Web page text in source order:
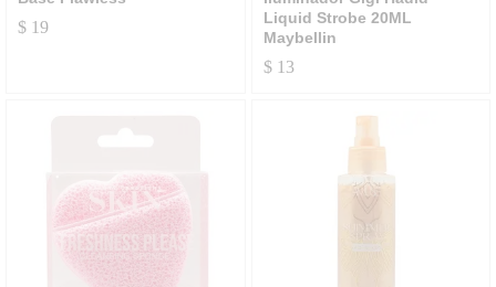
$ 19
Liquid Strobe 20ML
Maybellin
$13